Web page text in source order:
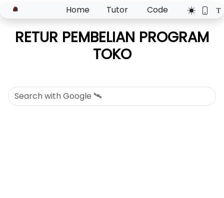
Home Tutor Code
RETUR PEMBELIAN PROGRAM
TOKO